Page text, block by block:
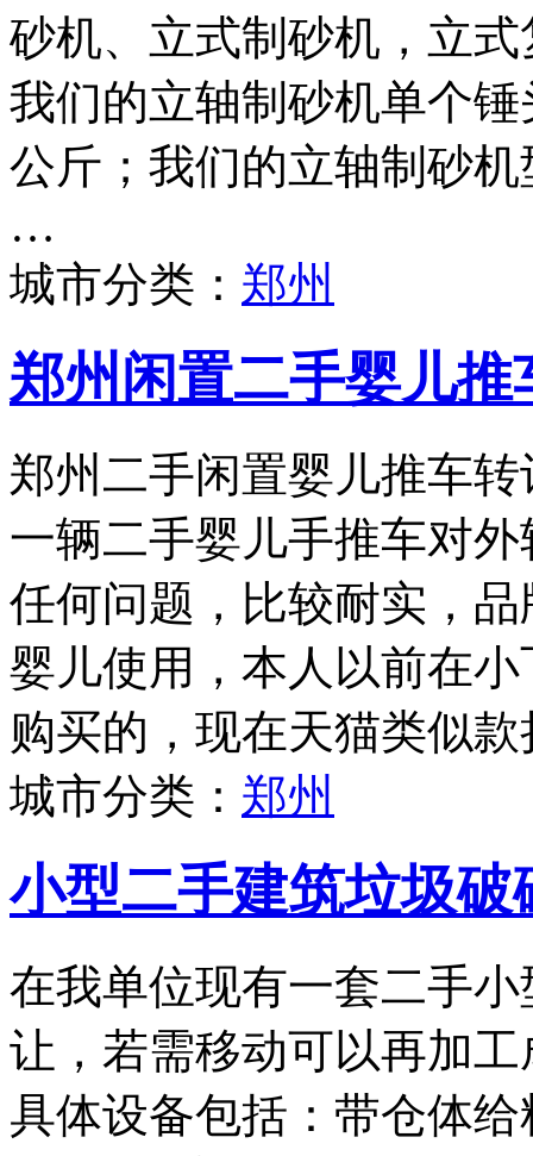
砂机、立式制砂机，立
我们的立轴制砂机单个
公斤；我们的立轴制砂
…
城市分类： 郑州
郑州闲置二手婴儿推
郑州二手闲置婴儿推车
一辆二手婴儿手推车对
任何问题，比较耐实，品
婴儿使用，本人以前在
购买的，现在天猫类似
城市分类： 郑州
小型二手建筑垃圾破
在我单位现有一套二手
让，若需移动可以再加
具体设备包括：带仓体